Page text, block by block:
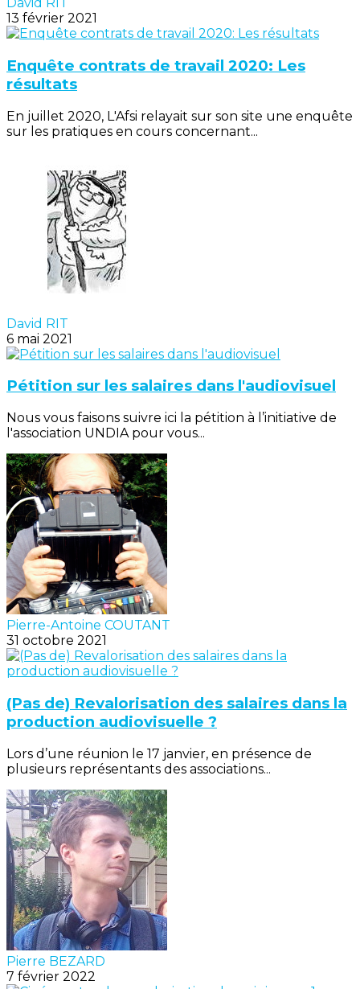
David RIT
13 février 2021
Enquête contrats de travail 2020: Les
résultats
En juillet 2020, L'Afsi relayait sur son site une enquête
sur les pratiques en cours concernant...
David RIT
6 mai 2021
Pétition sur les salaires dans l'audiovisuel
Nous vous faisons suivre ici la pétition à l’initiative de
l'association UNDIA pour vous...
Pierre-Antoine COUTANT
31 octobre 2021
(Pas de) Revalorisation des salaires dans la
production audiovisuelle ?
Lors d’une réunion le 17 janvier, en présence de
plusieurs représentants des associations...
Pierre BEZARD
7 février 2022